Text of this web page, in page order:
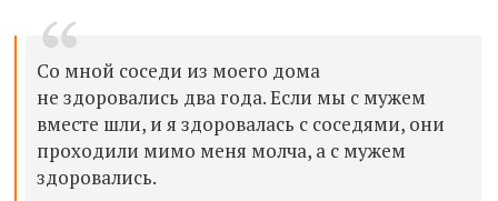
Со мной соседи из моего дома
не здоровались два года. Если мы с мужем
вместе шли, и я здоровалась с соседями, они
проходили мимо меня молча, а с мужем
здоровались.